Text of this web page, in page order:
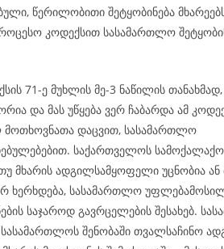
წერილობითი შეტყობინება
კოდექსით სასამართლო
71-ე მუხლის მე-3 ნაწილის
და მას უწყება ვერ ჩაბარდა ამ
დაცვით, სასამართლო
საქართველოს სამოქალაქო
მხარის ადგილსამყოფელი უცნობია ან
ხერხდება, სასამართლო
საჯაროდ გავრცელების შესახებ.
შენობაში თვალსაჩინო